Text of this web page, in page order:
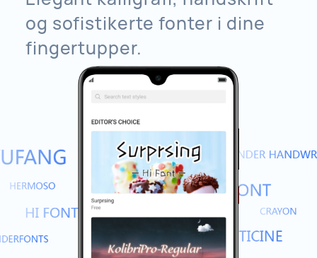
og sofistikerte fonter i dine
fingertupper.